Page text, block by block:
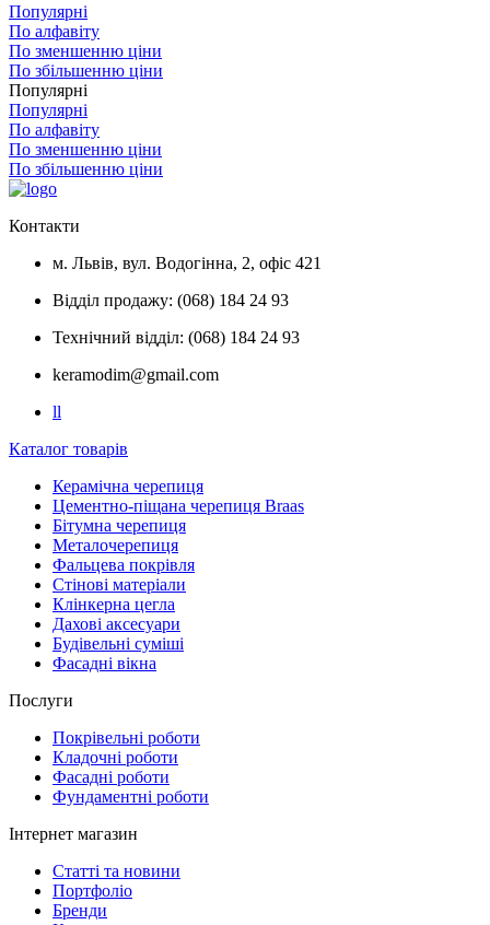
Популярні
По алфавіту
По зменшенню ціни
По збільшенню ціни
Популярні
Популярні
По алфавіту
По зменшенню ціни
По збільшенню ціни
Контакти
м. Львів, вул. Водогінна, 2, офіс 421
Відділ продажу: (068) 184 24 93
Технічний відділ: (068) 184 24 93
keramodim@gmail.com
ll
Каталог товарів
Керамічна черепиця
Цементно-піщана черепиця Braas
Бітумна черепиця
Металочерепиця
Фальцева покрівля
Стінові матеріали
Клінкерна цегла
Дахові аксесуари
Будівельні суміші
Фасадні вікна
Послуги
Покрівельні роботи
Кладочні роботи
Фасадні роботи
Фундаментні роботи
Інтернет магазин
Статті та новини
Портфоліо
Бренди